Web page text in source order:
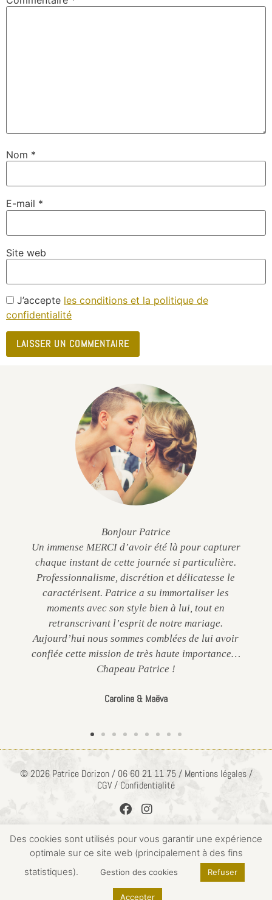
Nom *
E-mail *
Site web
J’accepte les conditions et la politique de
confidentialité
Bonjour Patrice
Un immense MERCI d’avoir été là pour capturer
chaque instant de cette journée si particulière.
Professionnalisme, discrétion et délicatesse le
caractérisent. Patrice a su immortaliser les
moments avec son style bien à lui, tout en
retranscrivant l’esprit de notre mariage.
Aujourd’hui nous sommes comblées de lui avoir
confiée cette mission de très haute importance…
Chapeau Patrice !
Caroline & Maëva
© 2026 Patrice Dorizon / 06 60 21 11 75 / Mentions légales /
CGV / Confidentialité
ACCÈS PRIVÉ
Des cookies sont utilisés pour vous garantir une expérience
optimale sur ce site web (principalement à des fins
statistiques).
Gestion des cookies Refuser
Accepter